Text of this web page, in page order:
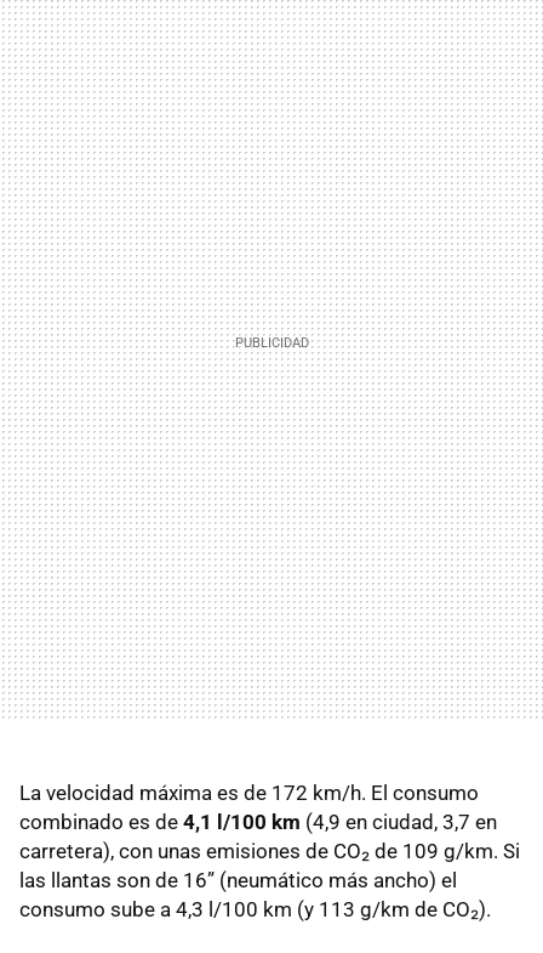
La velocidad máxima es de 172 km/h. El consumo
combinado es de 4,1 l/100 km (4,9 en ciudad, 3,7 en
carretera), con unas emisiones de CO₂ de 109 g/km. Si
las llantas son de 16” (neumático más ancho) el
consumo sube a 4,3 l/100 km (y 113 g/km de CO₂).